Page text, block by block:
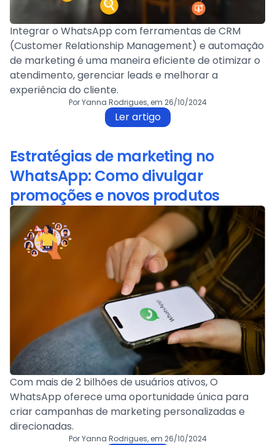
Integrar o WhatsApp com ferramentas de CRM
(Customer Relationship Management) e automação
de marketing é uma maneira eficiente de otimizar o
atendimento, gerenciar leads e melhorar a
experiência do cliente.
Por Yanna Rodrigues, em 26/10/2024
Ler artigo
Estratégias de marketing no
WhatsApp: Como divulgar
promoções e novos produtos
Com mais de 2 bilhões de usuários ativos, O
WhatsApp oferece uma oportunidade única para
criar campanhas de marketing personalizadas e
direcionadas.
Por Yanna Rodrigues, em 26/10/2024